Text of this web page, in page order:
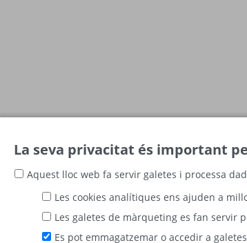
La seva privacitat és important
Aquest lloc web fa servir galetes i processa
Les cookies analítiques ens ajuden a
Les galetes de màrqueting es fan
Es pot emmagatzemar o accedir a